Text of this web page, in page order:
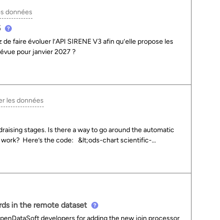
15037 et 15171.Mais dans les données du
« Neussargues-Moissac », j’ai l’impression qu’une
georef-france-commune/view/?search=15171En
valant 15141, le code off
données
faire évoluer l’API SIRENE V3 afin qu’elle propose les
pour janvier 2027 ?
les données
stages. Is there a way to go around the automatic
work? Here’s the code: &lt;ods-chart scientific-
legend="false" labels-x-length="35" align-
field-x="derniere_serie" maxpoints="50"
&lt;ods-chart-serie expression-y="headcount"
&lt;/ods-chart&gt;
in the remote dataset
developers for adding the new join processor